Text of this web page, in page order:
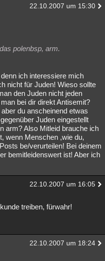
22.10.2007 um 15:30
polenbsp, arm.
ich interessiere mich
nicht für Juden! Wieso sollte
den Juden nicht jeden
bei dir direkt Antisemit?
du anscheinend etwas
Juden eingestellt
arm? Also Mitleid brauche ich
wenn Menschen ,wie du,
be/verurteilen! Bei deinem
bemitleidenswert ist! Aber ich
22.10.2007 um 16:05
treiben, fürwahr!
22.10.2007 um 18:24